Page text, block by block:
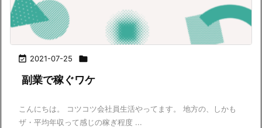
 2021-07-25 
副業で稼ぐワケ
こんにちは。 コツコツ会社員生活やってます。 地方の、しかも
ザ・平均年収って感じの稼ぎ程度 ...